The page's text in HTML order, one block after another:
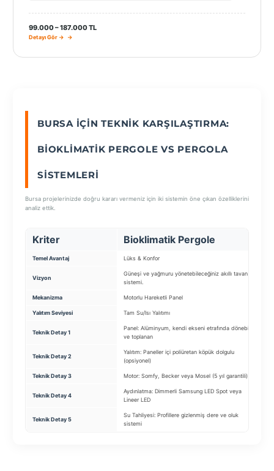
99.000 – 187.000 TL
Detayı Gör →
BURSA İÇIN TEKNIK KARŞILAŞTIRMA:
BIOKLIMATIK PERGOLE VS PERGOLA
SISTEMLERI
Bursa projelerinizde doğru kararı vermeniz için iki sistemin öne çıkan özelliklerini
analiz ettik.
Kriter Bioklimatik Pergole
Temel Avantaj Lüks & Konfor
Vizyon
Güneşi ve yağmuru yönetebileceğiniz akıllı tavan
sistemi.
Mekanizma Motorlu Hareketli Panel
Yalıtım Seviyesi Tam Su/Isı Yalıtımı
Teknik Detay 1
Panel: Alüminyum, kendi ekseni etrafında dönebilen
ve toplanan
Teknik Detay 2
Yalıtım: Paneller içi poliüretan köpük dolgulu
(opsiyonel)
Teknik Detay 3 Motor: Somfy, Becker veya Mosel (5 yıl garantili)
Teknik Detay 4
Aydınlatma: Dimmerli Samsung LED Spot veya
Lineer LED
Teknik Detay 5
Su Tahliyesi: Profillere gizlenmiş dere ve oluk
sistemi